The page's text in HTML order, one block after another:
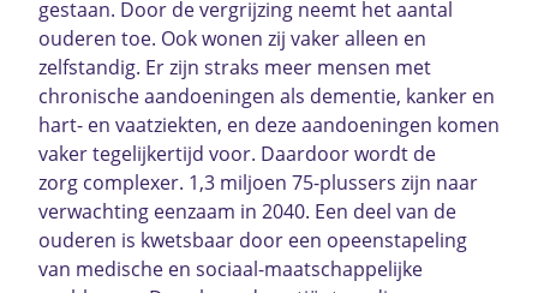
gestaan. Door de vergrijzing neemt het aantal
ouderen toe. Ook wonen zij vaker alleen en
zelfstandig. Er zijn straks meer mensen met
chronische aandoeningen als dementie, kanker en
hart- en vaatziekten, en deze aandoeningen komen
vaker tegelijkertijd voor. Daardoor wordt de
zorg complexer. 1,3 miljoen 75-plussers zijn naar
verwachting eenzaam in 2040. Een deel van de
ouderen is kwetsbaar door een opeenstapeling
van medische en sociaal-maatschappelijke